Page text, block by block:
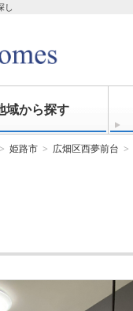
し
域から探す
姫路市 広畑区西夢前台